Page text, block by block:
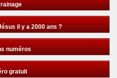
il y a 2000 ans ?
numéros
gratuit